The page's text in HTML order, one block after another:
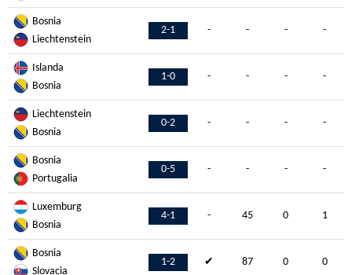
Bosnia
2-1
Liechtenstein
- - - -
Islanda
1-0
Bosnia
- - - -
Liechtenstein
0-2
Bosnia
- - - -
Bosnia
0-5
Portugalia
- - - -
Luxemburg
4-1
Bosnia
- 45 0 1
Bosnia
1-2
Slovacia
✔ 87 0 0